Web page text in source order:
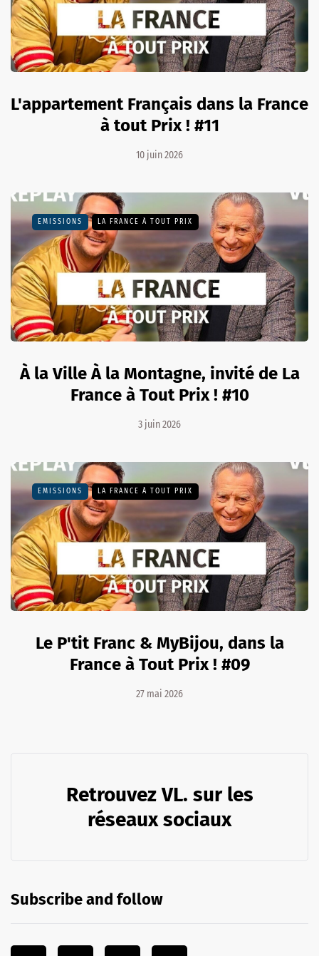
L'appartement Français dans la France
à tout Prix ! #11
10 juin 2026
EMISSIONS LA FRANCE À TOUT PRIX
À la Ville À la Montagne, invité de La
France à Tout Prix ! #10
3 juin 2026
EMISSIONS LA FRANCE À TOUT PRIX
Le P'tit Franc & MyBijou, dans la
France à Tout Prix ! #09
27 mai 2026
Retrouvez VL. sur les
réseaux sociaux
Subscribe and follow